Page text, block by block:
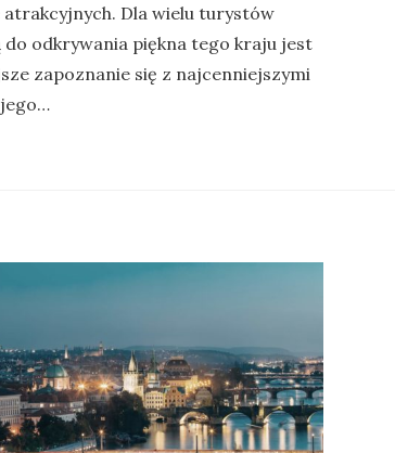
atrakcyjnych. Dla wielu turystów
do odkrywania piękna tego kraju jest
zapoznanie się z najcenniejszymi